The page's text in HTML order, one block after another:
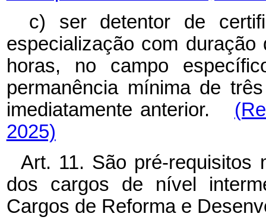
c) ser detentor de
especialização com
horas, no campo
permanência mínima de
imediatamente anterior.
2025)
Art. 11. São pré-requisitos
dos cargos de nível
Cargos de Reforma e